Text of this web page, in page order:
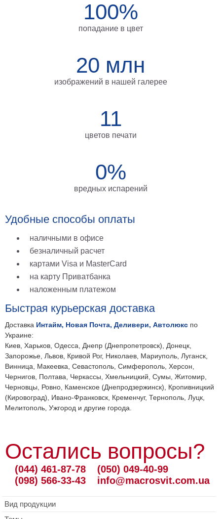
100%
попадание в цвет
20 млн
изображений в нашей галерее
11
цветов печати
0%
вредных испарений
Удобные способы оплаты
наличными в офисе
безналичный расчет
картами Visa и MasterCard
на карту Приватбанка
наложенным платежом
Быстрая курьерская доставка
Доставка Интайм, Новая Почта, Деливери, Автолюкс по
Украине:
Киев, Харьков, Одесса, Днепр (Днепропетровск), Донецк,
Запорожье, Львов, Кривой Рог, Николаев, Мариуполь, Луганск,
Винница, Макеевка, Севастополь, Симферополь, Херсон,
Чернигов, Полтава, Черкассы, Хмельницкий, Сумы, Житомир,
Черновцы, Ровно, Каменское (Днепродзержинск), Кропивницкий
(Кировоград), Ивано-Франковск, Кременчуг, Тернополь, Луцк,
Мелитополь, Ужгород и другие города.
Остались вопросы?
(044) 461-87-78
(098) 566-33-43
(050) 049-40-99
info@macrosvit.com.ua
Вид продукции